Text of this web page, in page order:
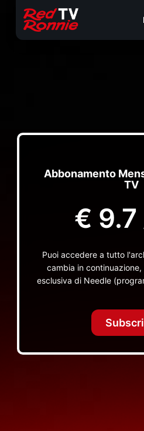
Abbonamento
TV
€ 9.7
Puoi accedere a tutto
cambia in
esclusiva di Needle
TV non visibili da